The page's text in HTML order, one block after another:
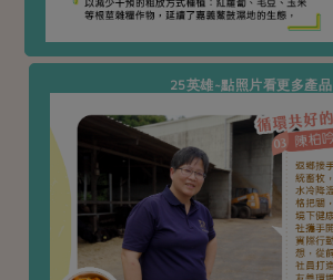
優惠專區
樂齡友善
高麗菜海鮮煎餅
地區活動
活動報下載
25英雄~點照片看更多產品